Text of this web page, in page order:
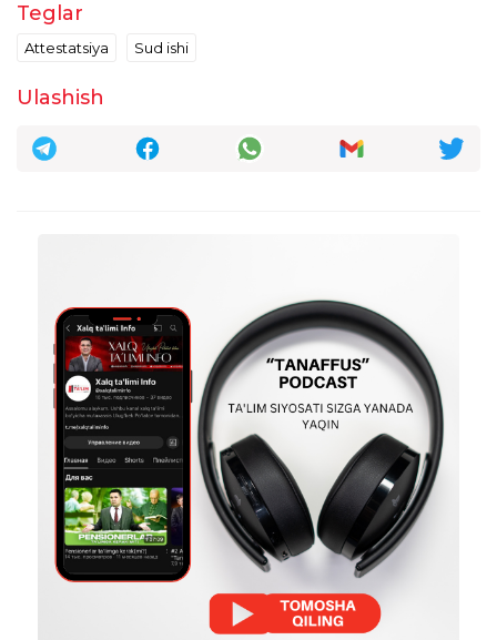
18:43:00 / 03.03.2026
imtihondan utkazish kerak
президент аралашдими э калллаларингга
коил .
taxrirlangan
Javob
Jamshid Ahmadjonov
11:29:25 / 03.03.2026
Vazirlikni foydasiga qaror chiqargan sud
endi nima qilarkan sud qarorini oʻzgartirib
uzur soʻrarmikin Oʻz kaspi fidoyilariga
ofaring
taxrirlangan
Javob
alish2008xon alixandro08
Teglar
Attestatsiya Sud ishi
Ulashish